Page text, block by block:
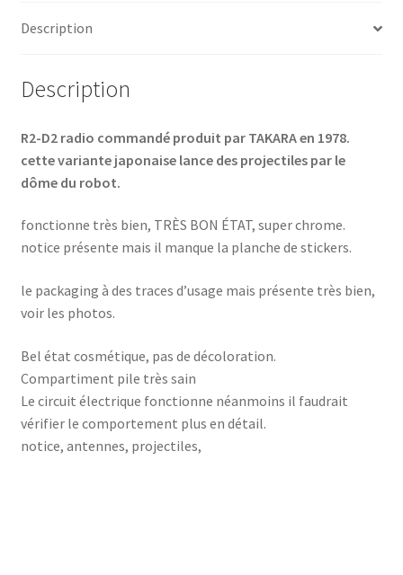
Description
Description
R2-D2 radio commandé produit par TAKARA en 1978.
cette variante japonaise lance des projectiles par le
dôme du robot.
fonctionne très bien, TRÈS BON ÉTAT, super chrome.
notice présente mais il manque la planche de stickers.
le packaging à des traces d’usage mais présente très bien,
voir les photos.
Bel état cosmétique, pas de décoloration.
Compartiment pile très sain
Le circuit électrique fonctionne néanmoins il faudrait
vérifier le comportement plus en détail.
notice, antennes, projectiles,